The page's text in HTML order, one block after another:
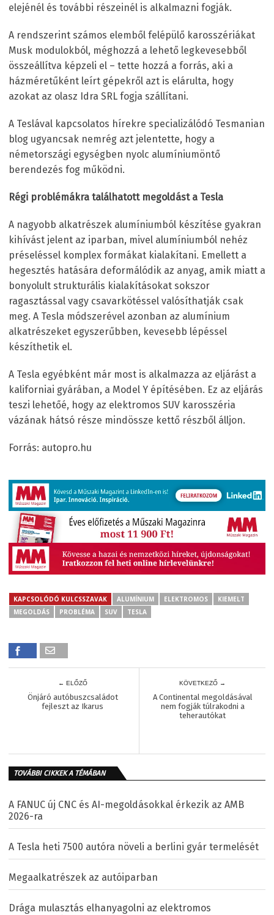
elejénél és további részeinél is alkalmazni fogják.
A rendszerint számos elemből felépülő karosszériákat
Musk modulokból, méghozzá a lehető legkevesebből
összeállítva képzeli el – tette hozzá a forrás, aki a
házméretűként leírt gépekről azt is elárulta, hogy
azokat az olasz Idra SRL fogja szállítani.
A Teslával kapcsolatos hírekre specializálódó Tesmanian
blog ugyancsak nemrég azt jelentette, hogy a
németországi egységben nyolc alumíniumöntő
berendezés fog működni.
Régi problémákra találhatott megoldást a Tesla
A nagyobb alkatrészek alumíniumból készítése gyakran
kihívást jelent az iparban, mivel alumíniumból nehéz
préseléssel komplex formákat kialakítani. Emellett a
hegesztés hatására deformálódik az anyag, amik miatt a
bonyolult strukturális kialakításokat sokszor
ragasztással vagy csavarkötéssel valósíthatják csak
meg. A Tesla módszerével azonban az alumínium
alkatrészeket egyszerűbben, kevesebb lépéssel
készíthetik el.
A Tesla egyébként már most is alkalmazza az eljárást a
kaliforniai gyárában, a Model Y építésében. Ez az eljárás
teszi lehetőé, hogy az elektromos SUV karosszéria
vázának hátsó része mindössze kettő részből álljon.
Forrás: autopro.hu
KAPCSOLÓDÓ KULCSSZAVAK ALUMÍNIUM ELEKTROMOS
KIEMELT
MEGOLDÁS
PROBLÉMA SUV TESLA
← ELŐZŐ
Önjáró autóbuszcsaládot
fejleszt az Ikarus
KÖVETKEZŐ →
A Continental megoldásával
nem fogják túlrakodni a
teherautókat
TOVÁBBI CIKKEK A TÉMÁBAN
A FANUC új CNC és AI-megoldásokkal érkezik az AMB
2026-ra
A Tesla heti 7500 autóra növeli a berlini gyár termelését
Megaalkatrészek az autóiparban
Drága mulasztás elhanyagolni az elektromos